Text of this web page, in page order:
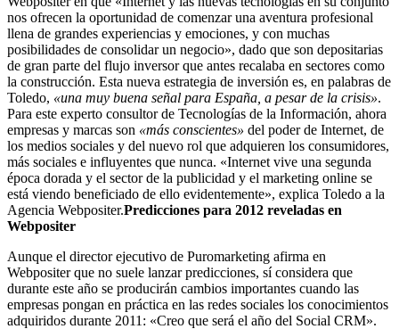
nos ofrecen la oportunidad de comenzar una aventura profesional
llena de grandes experiencias y emociones, y con muchas
posibilidades de consolidar un negocio», dado que son depositarias
de gran parte del flujo inversor que antes recalaba en sectores como
la construcción. Esta nueva estrategia de inversión es, en palabras de
Toledo, «una muy buena señal para España, a pesar de la crisis».
Para este experto consultor de Tecnologías de la Información, ahora
empresas y marcas son «más conscientes» del poder de Internet, de
los medios sociales y del nuevo rol que adquieren los consumidores,
más sociales e influyentes que nunca. «Internet vive una segunda
época dorada y el sector de la publicidad y el marketing online se
está viendo beneficiado de ello evidentemente», explica Toledo a la
Agencia Webpositer.Predicciones para 2012 reveladas en
Webpositer
Aunque el director ejecutivo de Puromarketing afirma en
Webpositer que no suele lanzar predicciones, sí considera que
durante este año se producirán cambios importantes cuando las
empresas pongan en práctica en las redes sociales los conocimientos
adquiridos durante 2011: «Creo que será el año del Social CRM».